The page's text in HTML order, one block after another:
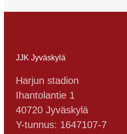
JJK Jyväskylä
Harjun stadion
Ihantolantie 1
40720 Jyväskylä
Y-tunnus: 1647107-7